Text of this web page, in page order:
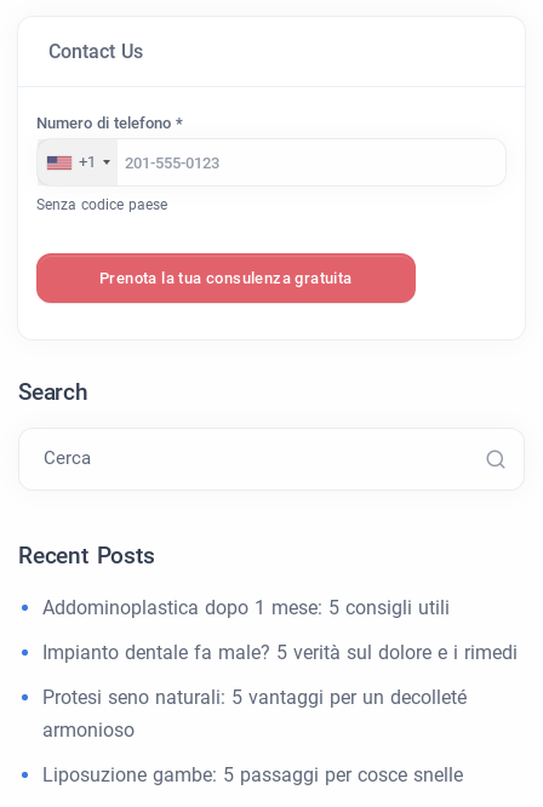
Contact Us
Numero di telefono *
+1
Senza codice paese
Prenota la tua consulenza gratuita
Search
Cerca
Recent Posts
Addominoplastica dopo 1 mese: 5 consigli utili
Impianto dentale fa male? 5 verità sul dolore e i rimedi
Protesi seno naturali: 5 vantaggi per un decolleté
armonioso
Liposuzione gambe: 5 passaggi per cosce snelle